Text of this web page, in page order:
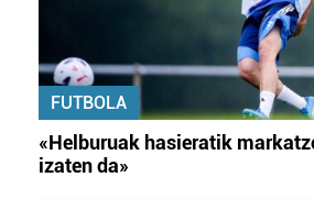
FUTBOLA
«Helburuak hasieratik
izaten da»